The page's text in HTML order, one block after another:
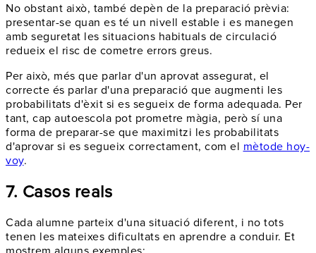
No obstant això, també depèn de la preparació prèvia:
presentar-se quan es té un nivell estable i es manegen
amb seguretat les situacions habituals de circulació
redueix el risc de cometre errors greus.
Per això, més que parlar d'un aprovat assegurat, el
correcte és parlar d'una preparació que augmenti les
probabilitats d'èxit si es segueix de forma adequada. Per
tant, cap autoescola pot prometre màgia, però sí una
forma de preparar-se que maximitzi les probabilitats
d'aprovar si es segueix correctament, com el mètode hoy-
voy.
7. Casos reals
Cada alumne parteix d'una situació diferent, i no tots
tenen les mateixes dificultats en aprendre a conduir. Et